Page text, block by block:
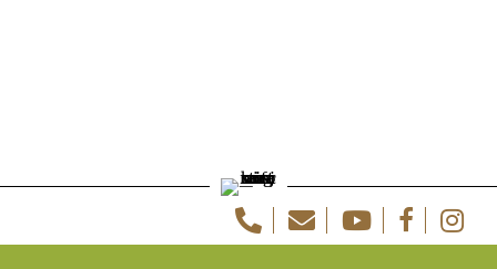
TelefonE-MailYoutubeFacebook